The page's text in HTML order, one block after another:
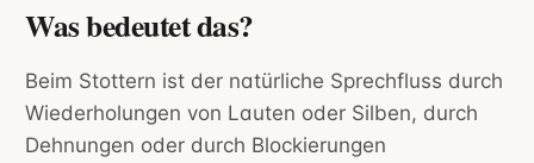
Was bedeutet das?
Beim Stottern ist der natürliche Sprechfluss durch
Wiederholungen von Lauten oder Silben, durch
Dehnungen oder durch Blockierungen